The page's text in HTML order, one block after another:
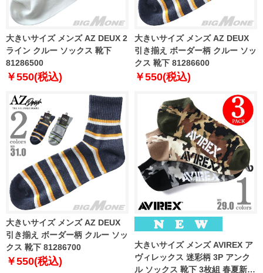
大きいサイズ メンズ AZ DEUX 2
ライン クルー ソックス 靴下
81286500
￥550(税込)
大きいサイズ メンズ AZ DEUX
引き揃え ボーダー柄 クルー ソッ
クス 靴下 81286600
￥550(税込)
大きいサイズ メンズ AZ DEUX
引き揃え ボーダー柄 クルー ソッ
クス 靴下 81286700
￥550(税込)
大きいサイズ メンズ AVIREX ア
ヴィレックス 迷彩柄 3P アンク
ル ソックス 靴下 3枚組 春夏新作